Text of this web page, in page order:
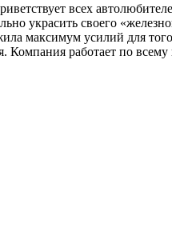
всех
украсить своего
максимум усилий для
Компания работает по